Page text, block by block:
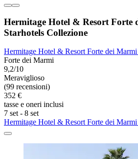
Hermitage Hotel & Resort Forte
Starhotels Collezione
Hermitage Hotel & Resort Forte dei
Forte dei Marmi
9,2/10
Meraviglioso
(99 recensioni)
352 €
tasse e oneri inclusi
7 set - 8 set
Hermitage Hotel & Resort Forte dei